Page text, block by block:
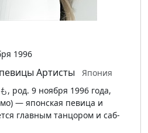
1996
Артисты
Япония
, род. 9 ноября 1996 года,
— японская певица и
главным танцором и саб-